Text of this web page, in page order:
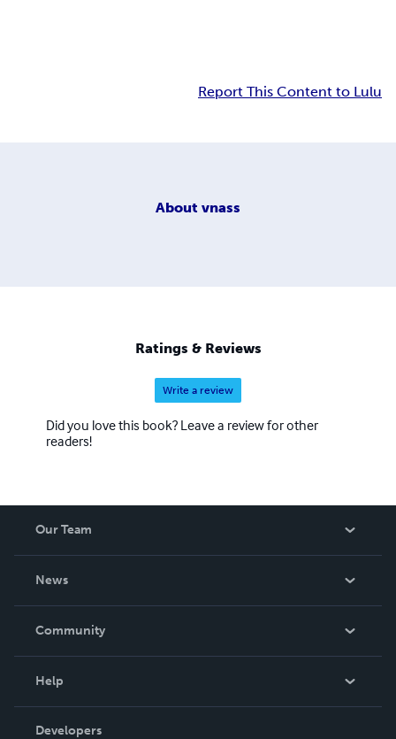
Report This Content to Lulu
About vnass
Ratings & Reviews
Write a review
Did you love this book? Leave a review for other
readers!
Our Team
News
In The News
Community
Podcast
Help
Order Lookup
Developers